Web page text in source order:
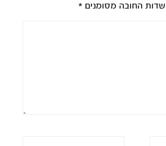
שדות החובה מסומנים*